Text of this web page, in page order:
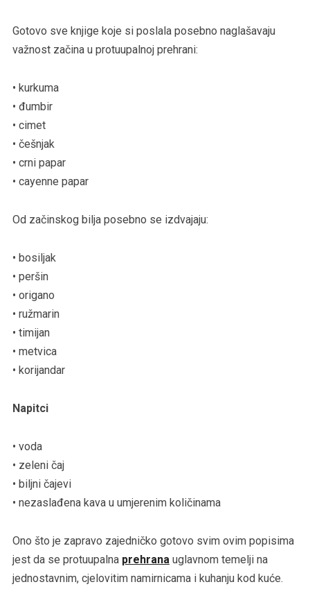
Gotovo sve knjige koje si poslala posebno naglašavaju
važnost začina u protuupalnoj prehrani:
• kurkuma
• đumbir
• cimet
• češnjak
• crni papar
• cayenne papar
Od začinskog bilja posebno se izdvajaju:
• bosiljak
• peršin
• origano
• ružmarin
• timijan
• metvica
• korijandar
Napitci
• voda
• zeleni čaj
• biljni čajevi
• nezaslađena kava u umjerenim količinama
Ono što je zapravo zajedničko gotovo svim ovim popisima
jest da se protuupalna prehrana uglavnom temelji na
jednostavnim, cjelovitim namirnicama i kuhanju kod kuće.